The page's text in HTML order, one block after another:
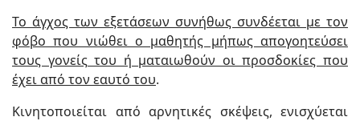
Το άγχος των εξετάσεων συνήθως συνδέεται με τον
φόβο που νιώθει ο μαθητής μήπως απογοητεύσει
τους γονείς του ή ματαιωθούν οι προσδοκίες που
έχει από τον εαυτό του.
Κινητοποιείται από αρνητικές σκέψεις, ενισχύεται